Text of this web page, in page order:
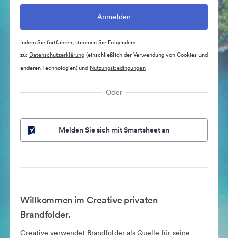
Indem Sie fortfahren, stimmen Sie Folgendem
zu: Datenschutzerklärung(einschließlich der Verwendung von Cookies und
anderen Technologien) und Nutzungsbedingungen
Oder
Melden Sie sich mit Smartsheet an
Willkommen im Creative privaten
Brandfolder.
Creative verwendet Brandfolder als Quelle für seine